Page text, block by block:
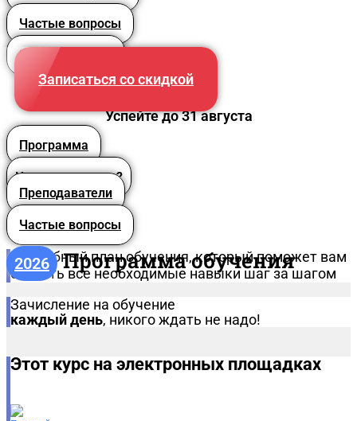
Частые вопросы
Преподаватели
Записаться со скидкой
Успейте до 31 августа
Программа
Что вы получите?
Преподаватели
Частые вопросы
Программа обучения
2026
Подробный план обучения, который поможет вам
освоить все необходимые навыки шаг за шагом
Зачисление на обучение
каждый день, никого ждать не надо!
Этот курс на электронных площадках